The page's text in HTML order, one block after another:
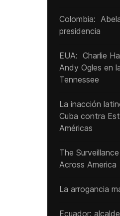
Colombia:
presidencia
EUA: Charlie
Andy Ogles en
Tennessee
La inacción
Cuba contra
Américas
The
Across America
La arrogancia
Ecuador: